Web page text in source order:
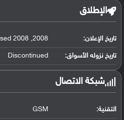
الإطلاق
تاريخ الإعلان: 2008, June. Released 2008
تاريخ نزوله الأسواق: Discontinued
شبكة الاتصال
التقنية: GSM